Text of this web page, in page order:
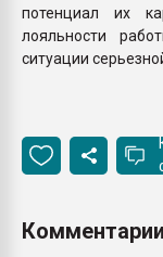
потенциал их
лояльности
ситуации
Комментарии